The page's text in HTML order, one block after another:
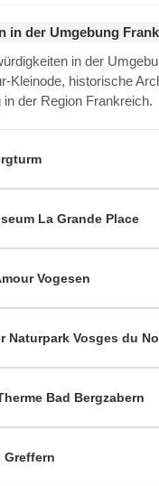
in der Umgebung
in der
Kleinode, historische
der Region Frankreich.
La Grande Place
Vogesen
Naturpark Vosges du
Bad Bergzabern
Greffern